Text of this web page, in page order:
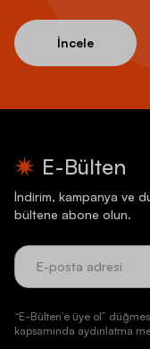
İncele
E-Bülten
İndirim, kampanya ve
bültene abone olun.
“E-Bülten’e üye ol”
kapsamında aydınlatma